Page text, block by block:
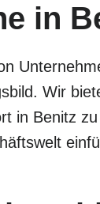
in
Wir
in Benitz